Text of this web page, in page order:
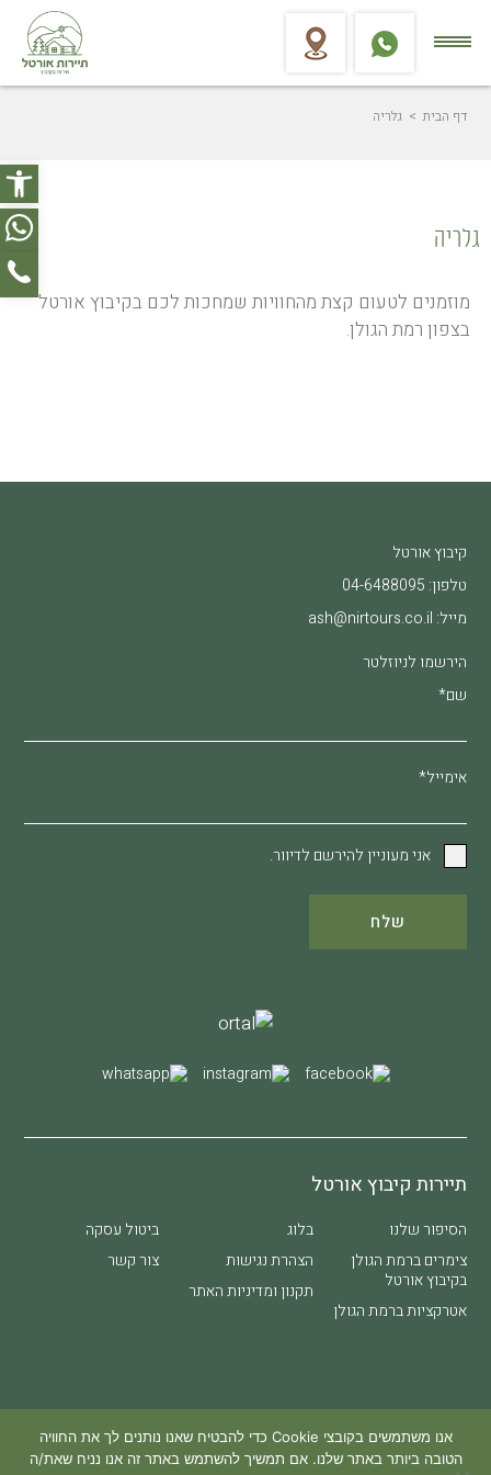
דף הבית> גלריה
גלריה
מוזמנים לטעום קצת מהחוויות שמחכות לכם בקיבוץ אורטל
בצפון רמת הגולן.
תיירות קיבוץ אורטל
הסיפור שלנו
צימרים ברמת הגולן
בקיבוץ אורטל​
אטרקציות ברמת הגולן
בלוג
הצהרת נגישות
תקנון ומדיניות האתר
ביטול עסקה
צור קשר
קיבוץ אורטל
טלפון: 04-6488095
מייל: ash@nirtours.co.il
הירשמו לניוזלטר
שם*
אימייל*
אני מעוניין להירשם לדיוור.
site by SPIRO CREATIVE
פתח
אנו משתמשים בקובצי Cookie כדי להבטיח שאנו נותנים לך את החוויה
הטובה ביותר באתר שלנו. אם תמשיך להשתמש באתר זה אנו נניח שאת/ה